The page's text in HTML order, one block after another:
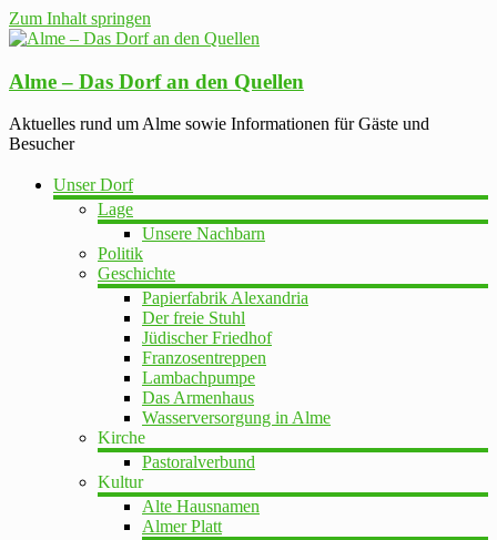
Zum Inhalt springen
Alme – Das Dorf an den Quellen
Aktuelles rund um Alme sowie Informationen für Gäste und
Besucher
Unser Dorf
Lage
Unsere Nachbarn
Politik
Geschichte
Papierfabrik Alexandria
Der freie Stuhl
Jüdischer Friedhof
Franzosentreppen
Lambachpumpe
Das Armenhaus
Wasserversorgung in Alme
Kirche
Pastoralverbund
Kultur
Alte Hausnamen
Almer Platt